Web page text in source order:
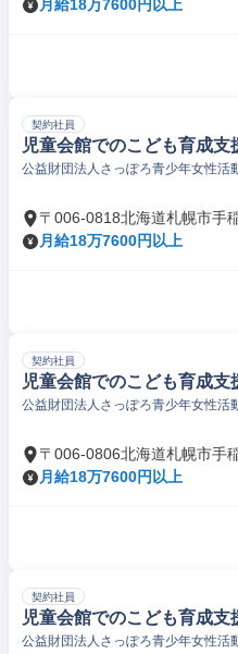
月給18万7600円以上
契約社員
児童会館でのこども育成支
公益財団法人さっぽろ青少年女性活
〒006-0818北海道札幌市手
月給18万7600円以上
契約社員
児童会館でのこども育成支
公益財団法人さっぽろ青少年女性活
〒006-0806北海道札幌市手
月給18万7600円以上
契約社員
児童会館でのこども育成支
公益財団法人さっぽろ青少年女性活